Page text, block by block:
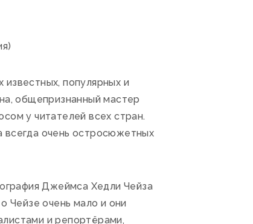
известных, популярных и
общепризнанный мастер
у читателей всех стран.
всегда очень остросюжетных
Джеймса Хедли Чейза
Чейзе очень мало и они
и репортёрами,